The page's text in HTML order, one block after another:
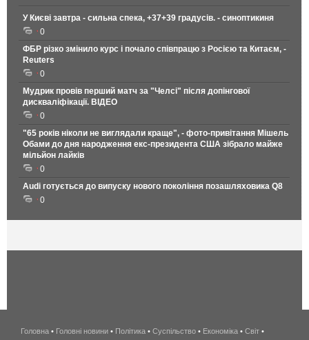
У Києві завтра - сильна спека, +37+39 градусів. - синоптикиня
0
ФБР різко змінило курс і почало співпрацю з Росією та Китаєм, -
Reuters
0
Мудрик провів перший матч за "Челсі" після допінгової
дискваліфікації. ВІДЕО
0
"65 років ніколи не виглядали краще", - фото-привітання Мішель
Обами до дня народження екс-президента США зібрало майже
мільйон лайків
0
Audi готується до випуску нового покоління позашляховика Q8
0
беспроводной
Головна • Головні новини • Політика • Суспільство • Економіка • Світ •